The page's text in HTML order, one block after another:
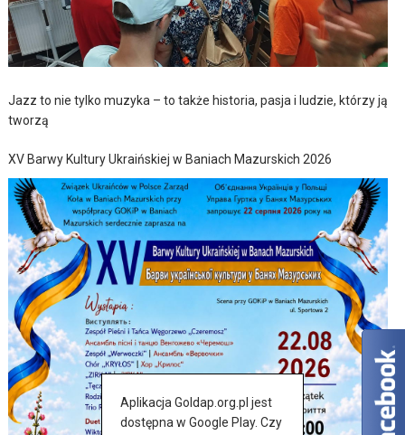
Jazz to nie tylko muzyka – to także historia, pasja i ludzie, którzy ją
tworzą
XV Barwy Kultury Ukraińskiej w Baniach Mazurskich 2026
Aplikacja Goldap.org.pl jest
dostępna w Google Play. Czy